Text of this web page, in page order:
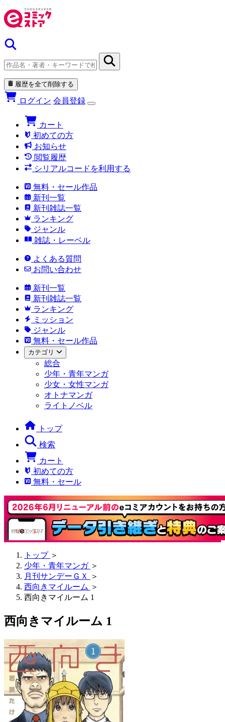
履歴を全て削除する
ログイン 会員登録
カート
初めての方
お知らせ
閲覧履歴
シリアルコードを利用する
無料・セール作品
新刊一覧
新刊雑誌一覧
ランキング
ジャンル
雑誌・レーベル
よくある質問
お問い合わせ
新刊一覧
新刊雑誌一覧
ランキング
ミッション
ジャンル
無料・セール作品
カテゴリ
総合
少年・青年マンガ
少女・女性マンガ
オトナマンガ
ライトノベル
トップ
検索
カート
初めての方
無料・セール
トップ ＞
少年・青年マンガ ＞
月刊サンデーＧＸ
＞
西向きマイルーム ＞
西向きマイルーム 1
西向きマイルーム 1